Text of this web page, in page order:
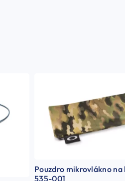
Pouzdro mikrovlákno
535-001